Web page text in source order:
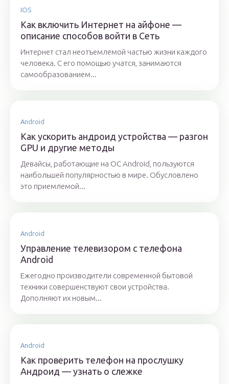
IOS
Как включить Интернет на айфоне —
описание способов войти в Сеть
Интернет стал неотъемлемой частью жизни каждого
человека. С его помощью учатся, занимаются
самообразованием...
Android
Как ускорить андроид устройства — разгон
GPU и другие методы
Девайсы, работающие на ОС Android, пользуются
наибольшей популярностью в мире. Обусловлено
это приемлемой...
Android
Управление телевизором с телефона
Android
Ежегодно производители современной бытовой
техники совершенствуют свои устройства.
Дополняют их новым...
Android
Как проверить телефон на прослушку
Андроид — узнать о слежке